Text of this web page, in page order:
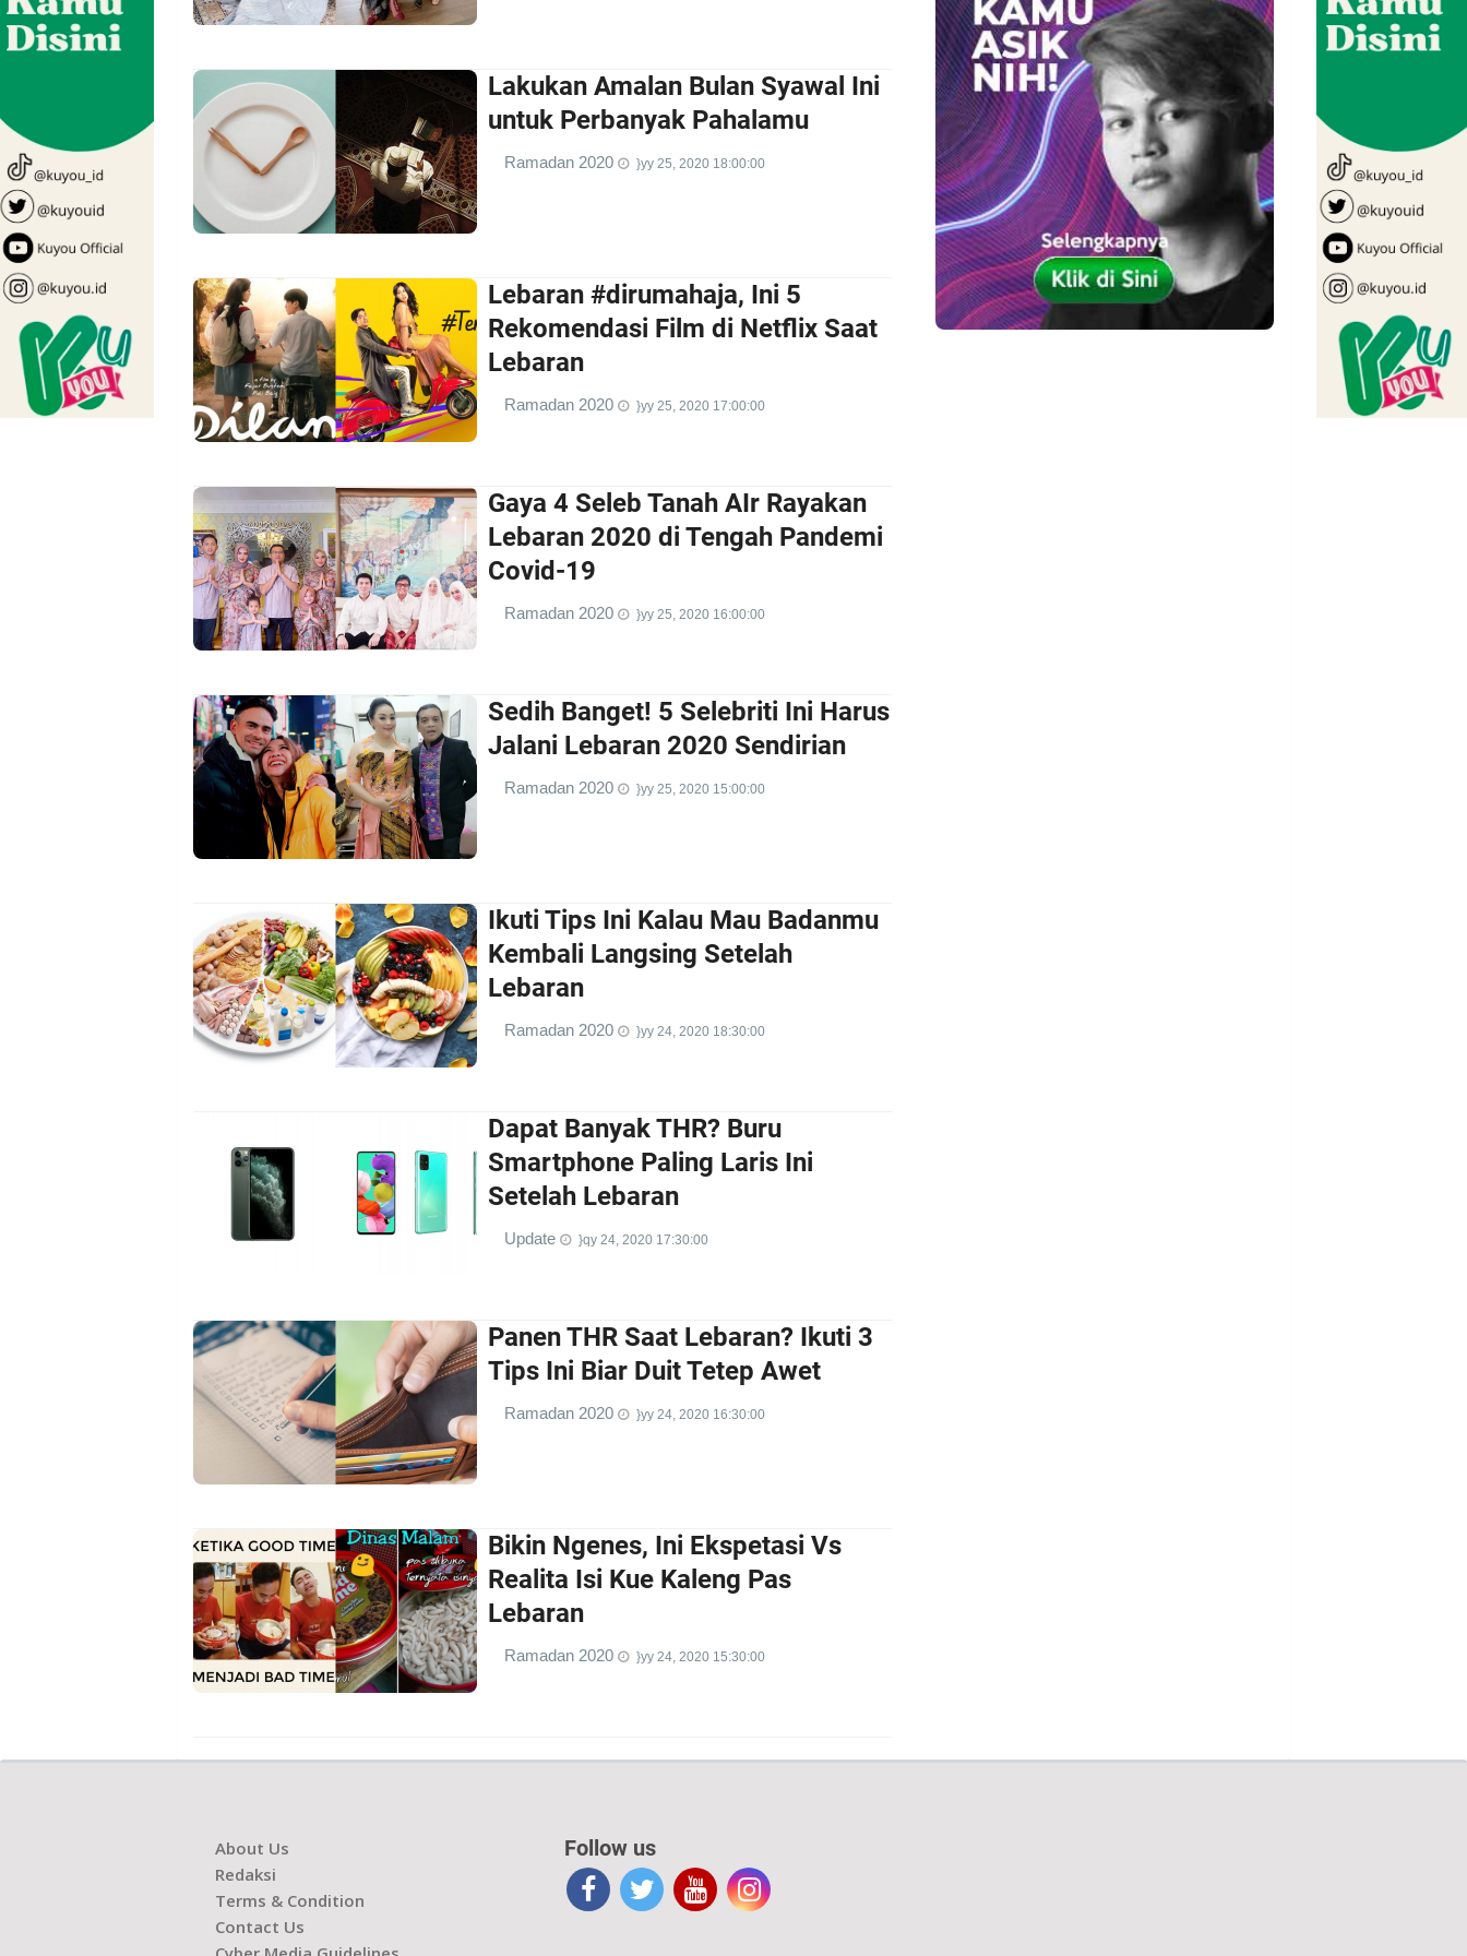
Lakukan Amalan Bulan Syawal Ini
untuk Perbanyak Pahalamu
Ramadan 2020 }yy 25, 2020 18:00:00
Lebaran #dirumahaja, Ini 5
Rekomendasi Film di Netflix Saat
Lebaran
Ramadan 2020 }yy 25, 2020 17:00:00
Gaya 4 Seleb Tanah AIr Rayakan
Lebaran 2020 di Tengah Pandemi
Covid-19
Ramadan 2020 }yy 25, 2020 16:00:00
Sedih Banget! 5 Selebriti Ini Harus
Jalani Lebaran 2020 Sendirian
Ramadan 2020 }yy 25, 2020 15:00:00
Ikuti Tips Ini Kalau Mau Badanmu
Kembali Langsing Setelah
Lebaran
Ramadan 2020 }yy 24, 2020 18:30:00
Dapat Banyak THR? Buru
Smartphone Paling Laris Ini
Setelah Lebaran
Update }qy 24, 2020 17:30:00
Panen THR Saat Lebaran? Ikuti 3
Tips Ini Biar Duit Tetep Awet
Ramadan 2020 }yy 24, 2020 16:30:00
Bikin Ngenes, Ini Ekspetasi Vs
Realita Isi Kue Kaleng Pas
Lebaran
Ramadan 2020 }yy 24, 2020 15:30:00
About Us
Redaksi
Terms & Condition
Contact Us
Follow us